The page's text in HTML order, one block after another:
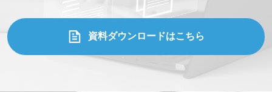
資料ダウンロードはこちら